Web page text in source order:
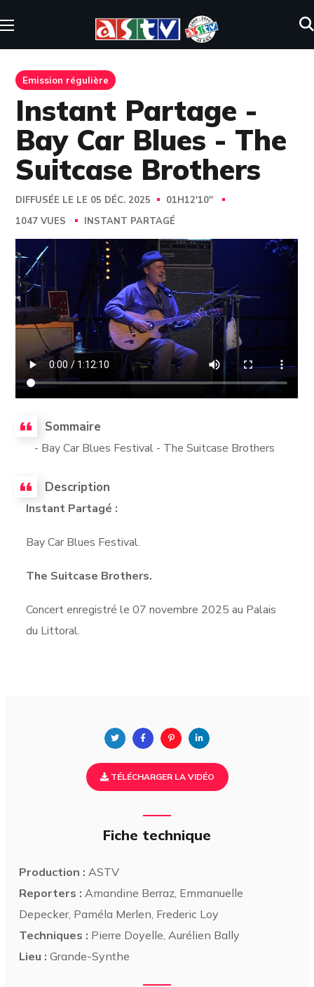
Emission régulière
Instant Partage -
Bay Car Blues - The
Suitcase Brothers
DIFFUSÉE LE LE 05 DÉC. 2025
01H12'10''
1047 VUES
INSTANT PARTAGÉ
Sommaire
- Bay Car Blues Festival - The Suitcase Brothers
Description
Instant Partagé :
Bay Car Blues Festival.
The Suitcase Brothers.
Concert enregistré le 07 novembre 2025 au Palais
du Littoral.
TÉLÉCHARGER LA VIDÉO
Fiche technique
Production : ASTV
Reporters : Amandine Berraz, Emmanuelle
Depecker, Paméla Merlen, Frederic Loy
Techniques : Pierre Doyelle, Aurélien Bally
Lieu : Grande-Synthe